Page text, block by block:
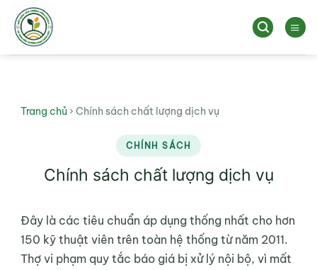
qua
dung
Trang chủ › Chính sách chất lượng dịch vụ
CHÍNH SÁCH
Chính sách chất lượng dịch vụ
Đây là các tiêu chuẩn áp dụng thống nhất cho hơn
150 kỹ thuật viên trên toàn hệ thống từ năm 2011.
Thợ vi phạm quy tắc báo giá bị xử lý nội bộ, vì mất